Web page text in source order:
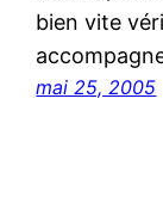
bien vite
mai 25, 2005